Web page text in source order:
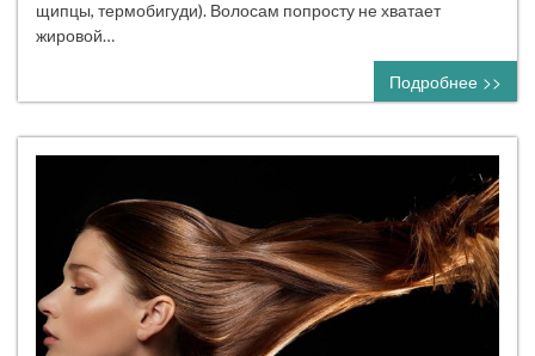
щипцы, термобигуди). Волосам попросту не хватает
жировой…
Подробнее >>